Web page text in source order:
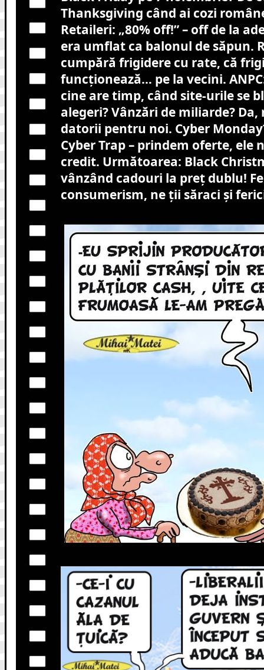
Thanksgiving când ai cozi
Retaileri: „80% off!” – off de la
era umflat ca balonul de săpun.
cumpără frigidere cu rate, că
funcționează… pe la vecini.
cine are timp, când site-urile se
alegeri? Vânzări de miliarde?
datorii pentru noi. Cyber
Cyber Trap – prindem oferte, ele
credit. Următoarea: Black
vânzând cadouri la preț dublu!
consumerism, ne ții săraci și